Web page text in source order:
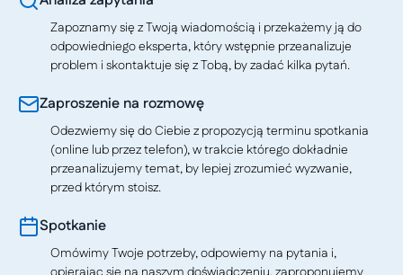
Zapoznamy się z Twoją wiadomością i przekażemy ją do
odpowiedniego eksperta, który wstępnie przeanalizuje
problem i skontaktuje się z Tobą, by zadać kilka pytań.
Zaproszenie na rozmowę
Odezwiemy się do Ciebie z propozycją terminu spotkania
(online lub przez telefon), w trakcie którego dokładnie
przeanalizujemy temat, by lepiej zrozumieć wyzwanie,
przed którym stoisz.
Spotkanie
Omówimy Twoje potrzeby, odpowiemy na pytania i,